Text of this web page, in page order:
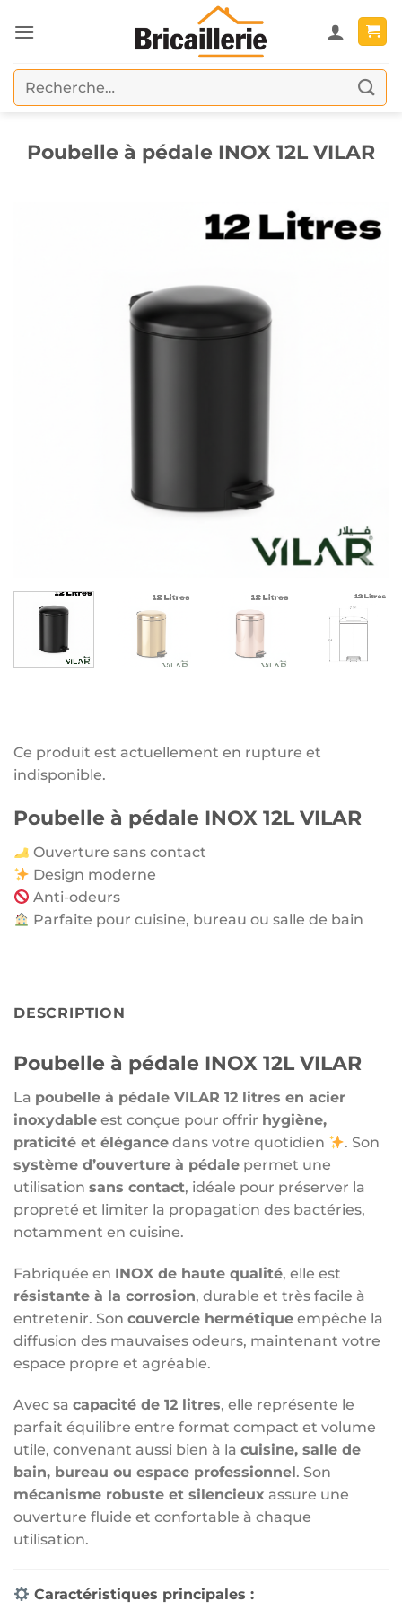
au
Recherche
pour :
Poubelle à pédale INOX 12L VILAR
Ce produit est actuellement en rupture et
indisponible.
Poubelle à pédale INOX 12L VILAR
Ouverture sans contact
Design moderne
Anti-odeurs
Parfaite pour cuisine, bureau ou salle de bain
DESCRIPTION
Poubelle à pédale INOX 12L VILAR
La poubelle à pédale VILAR 12 litres en acier
inoxydable est conçue pour offrir hygiène,
praticité et élégance dans votre quotidien
. Son
système d’ouverture à pédale permet une
utilisation sans contact, idéale pour préserver la
propreté et limiter la propagation des bactéries,
notamment en cuisine.
Fabriquée en INOX de haute qualité, elle est
résistante à la corrosion, durable et très facile à
entretenir. Son couvercle hermétique empêche la
diffusion des mauvaises odeurs, maintenant votre
espace propre et agréable.
Avec sa capacité de 12 litres, elle représente le
parfait équilibre entre format compact et volume
utile, convenant aussi bien à la cuisine, salle de
bain, bureau ou espace professionnel. Son
mécanisme robuste et silencieux assure une
ouverture fluide et confortable à chaque
utilisation.
Caractéristiques principales :